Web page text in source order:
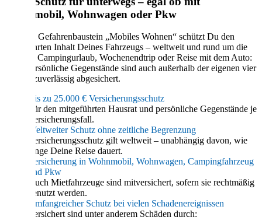
Wohnmobil, Wohnwagen oder Pkw
Mit dem Gefahrenbaustein „Mobiles Wohnen“ schützt Du den
mitgeführten Inhalt Deines Fahrzeugs – weltweit und rund um die
Uhr. Ob Campingurlaub, Wochenendtrip oder Reise mit dem Auto:
Viele persönliche Gegenstände sind auch außerhalb der eigenen vier
Wände zuverlässig abgesichert.
Bis zu 25.000 € Versicherungsschutz
Für den mitgeführten Hausrat und persönliche Gegenstände je
Versicherungsfall.
Weltweiter Schutz ohne zeitliche Begrenzung
Versicherungsschutz gilt weltweit – unabhängig davon, wie
lange Deine Reise dauert.
Versicherung in Wohnmobil, Wohnwagen, Campingfahrzeug
und Pkw
Auch Mietfahrzeuge sind mitversichert, sofern sie rechtmäßig
genutzt werden.
Umfangreicher Schutz bei vielen Schadenereignissen
Versichert sind unter anderem Schäden durch: